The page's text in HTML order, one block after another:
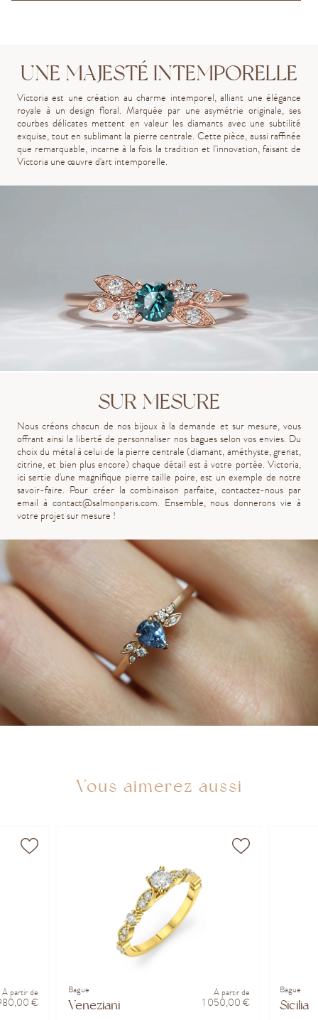
UNE MAJESTÉ INTEMPORELLE
Victoria est une création au charme intemporel, alliant une élégance
royale à un design floral. Marquée par une asymétrie originale, ses
courbes délicates mettent en valeur les diamants avec une subtilité
exquise, tout en sublimant la pierre centrale. Cette pièce, aussi raffinée
que remarquable, incarne à la fois la tradition et l'innovation, faisant de
Victoria une œuvre d'art intemporelle.
SUR MESURE
Nous créons chacun de nos bijoux à la demande et sur mesure, vous
offrant ainsi la liberté de personnaliser nos bagues selon vos envies. Du
choix du métal à celui de la pierre centrale (diamant, améthyste, grenat,
citrine, et bien plus encore) chaque détail est à votre portée. Victoria,
ici sertie d'une magnifique pierre taille poire, est un exemple de notre
savoir-faire. Pour créer la combinaison parfaite, contactez-nous par
email à contact@salmonparis.com. Ensemble, nous donnerons vie à
votre projet sur mesure !
Vous aimerez aussi
À partir de
€
Bague
Veneziani
À partir de
1 050,00 €
Bague
Sicilia